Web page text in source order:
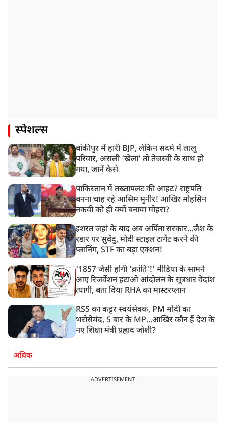
स्पेशल्स
बांकीपुर में हारी BJP, लेकिन सदमे में लालू
परिवार, असली ‘खेला’ तो तेजस्वी के साथ हो
गया, जानें कैसे
पाकिस्तान में तख्तापलट की आहट? राष्ट्रपति
बनना चाह रहे आसिम मुनीर! आखिर मोहसिन
नकवी को ही क्यों बनाया मोहरा?
इशरत जहां के बाद अब अर्पिता सरकार...जैश के
रडार पर सुवेंदु, मोदी स्टाइल टार्गेट करने की
प्लानिंग, STF का बड़ा एक्शन!
'1857 जैसी होगी 'क्रांति'!' मीडिया के सामने
आए रिजर्वेशन हटाओ आंदोलन के सूत्रधार वेदांश
त्यागी, बता दिया RHA का मास्टरप्लान
RSS का कट्टर स्वयंसेवक, PM मोदी का
भरोसेमंद, 5 बार के MP...आखिर कौन हैं देश के
नए शिक्षा मंत्री प्रह्लाद जोशी?
अधिक
ADVERTISEMENT